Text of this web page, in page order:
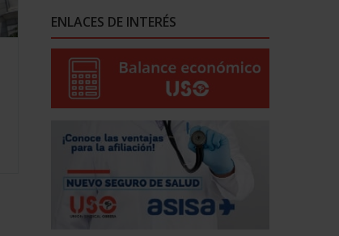
ENLACES DE INTERÉS